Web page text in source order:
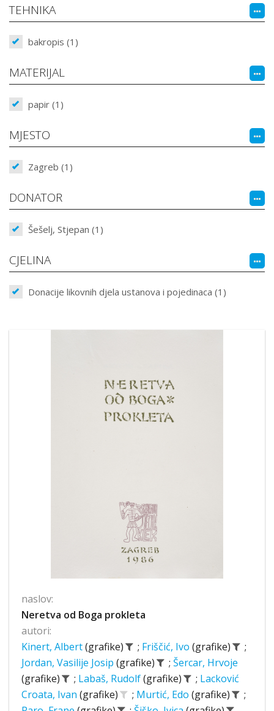
TEHNIKA
bakropis (1)
MATERIJAL
papir (1)
MJESTO
Zagreb (1)
DONATOR
Šešelj, Stjepan (1)
CJELINA
Donacije likovnih djela ustanova i pojedinaca (1)
naslov:
Neretva od Boga prokleta
autori:
Kinert, Albert(grafike) ; Friščić, Ivo (grafike)
;
Jordan, Vasilije Josip (grafike) ; Šercar, Hrvoje
(grafike)
; Labaš, Rudolf(grafike) ; Lacković
Croata, Ivan (grafike) ; Murtić, Edo (grafike)
;